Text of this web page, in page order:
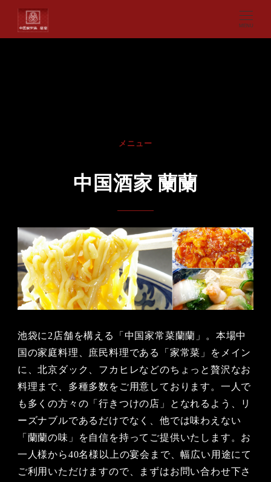
MENU
メニュー
中国酒家 蘭蘭
池袋に2店舗を構える「中国家常菜蘭蘭」。本場中
国の家庭料理、庶民料理である「家常菜」をメイン
に、北京ダック、フカヒレなどのちょっと贅沢なお
料理まで、多種多数をご用意しております。一人で
も多くの方々の「行きつけの店」となれるよう、リ
ーズナブルであるだけでなく、他では味わえない
「蘭蘭の味」を自信を持ってご提供いたします。お
一人様から40名様以上の宴会まで、幅広い用途にて
ご利用いただけますので、まずはお問い合わせ下さ